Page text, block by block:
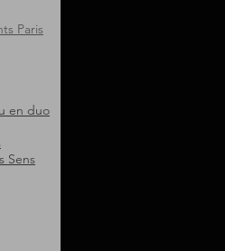
Paris
en duo
Sens